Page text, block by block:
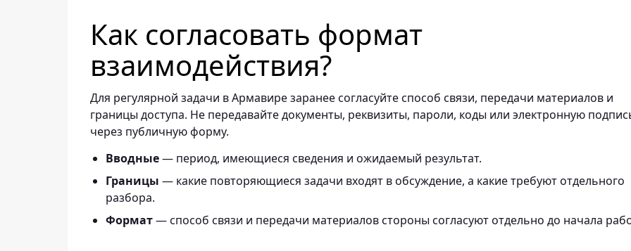
Как согласовать формат
взаимодействия?
Для регулярной задачи в Армавире заранее согласуйте способ связи, передачи материалов и
границы доступа. Не передавайте документы, реквизиты, пароли, коды или электронную
через публичную форму.
Вводные— период, имеющиеся сведения и ожидаемый результат.
Границы — какие повторяющиеся задачи входят в обсуждение, а какие требуют отдельного
разбора.
Формат— способ связи и передачи материалов стороны согласуют отдельно до начала